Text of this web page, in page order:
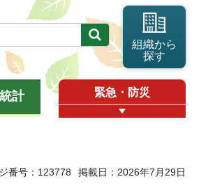
組織から
探す
計 緊急・防災
番号：123778 掲載日：2026年7月29日